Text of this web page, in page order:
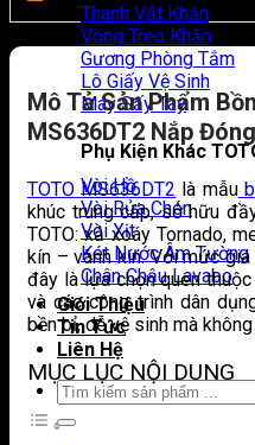
Thanh Vắt Khăn
Vòng Treo Khăn
Gương Phòng Tắm
Lô Giấy Vệ Sinh
Máy Sấy Tay
Phụ Kiện Khác
Vòi Hồ
Vòi Rửa Chén
Vòi Xịt
Két Nước Âm Tường
Chân Chậu Lavabo
Giới Thiệu
Tin Tức
Liên Hệ
Tìm
kiếm:
Mô Tả Sản Phẩm
MS636DT2 Nắp
TOTO MS636DT2 là mẫu
khúc trung cấp, sở hữu
TOTO: xả xoáy Tornado,
kín – vành kín. Với mức
đây là lựa chọn quen
và các công trình dân
bền bỉ, dễ vệ sinh mà
MỤC LỤC NỘI DUNG